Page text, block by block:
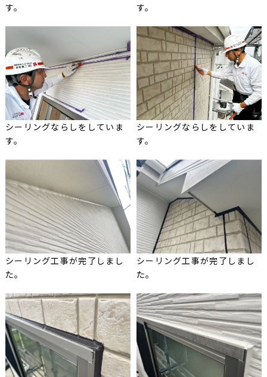
す。
す。
シーリングならしをしていま
す。
シーリングならしをしていま
す。
シーリング工事が完了しまし
た。
シーリング工事が完了しまし
た。